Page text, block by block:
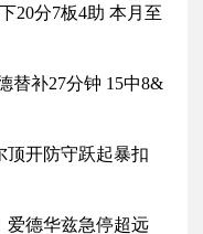
20分7板4助 本月至
替补27分钟 15中8&
顶开防守跃起暴扣
爱德华兹急停超远